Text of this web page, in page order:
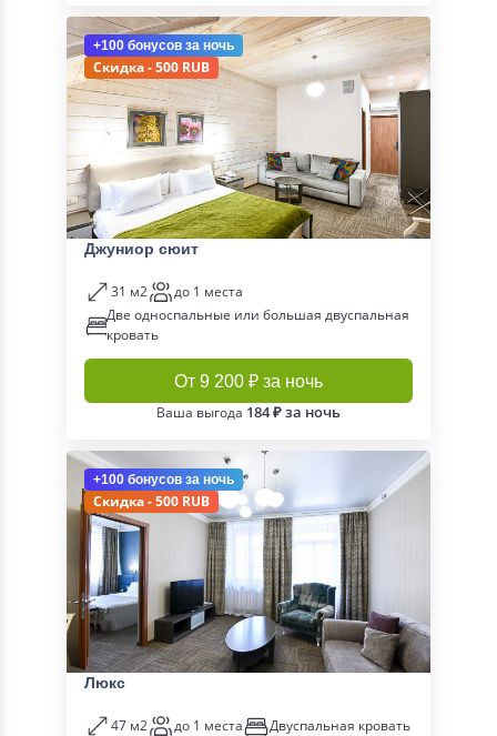
+100 бонусов за ночь
Скидка - 500 RUB
Джуниор сюит
31 м2
до 1 места
Две односпальные или большая двуспальная
кровать
От 9 200 ₽ за ночь
Ваша выгода 184 ₽ за ночь
+100 бонусов за ночь
Скидка - 500 RUB
Люкс
47 м2 до 1 места Двуспальная кровать